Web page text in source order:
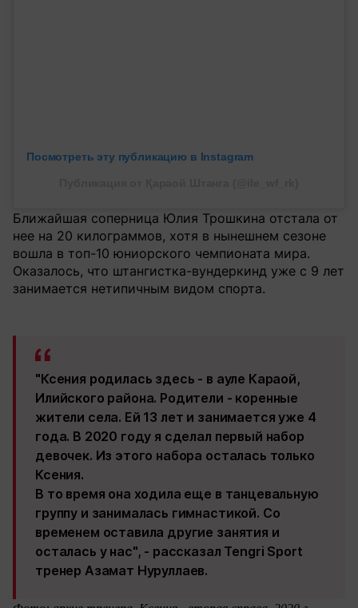
Посмотреть эту публикацию в Instagram
Ближайшая соперница Юлия Трошкина отстала от
нее на 20 килограммов, хотя в нынешнем сезоне
вошла в топ-10 юниорского чемпионата мира.
Оказалось, что штангистка-вундеркинд уже с 9 лет
занимается нетипичным видом спорта.
"Ксения родилась здесь - в ауле Караой,
Илийского района. Родители - коренные
жители села. Ей 13 лет и занимается уже 4
года. В 2020 году я сделал первый набор
девочек. Из этого набора осталась только
Ксения.
В то время она ходила еще в танцевальную
группу и занималась гимнастикой. Со
временем оставила другие занятия и
осталась у нас", - рассказал Tengri Sport
тренер Азамат Нуруллаев.